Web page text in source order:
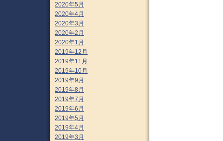
2020年5月
2020年4月
2020年3月
2020年2月
2020年1月
2019年12月
2019年11月
2019年10月
2019年9月
2019年8月
2019年7月
2019年6月
2019年5月
2019年4月
2019年3月